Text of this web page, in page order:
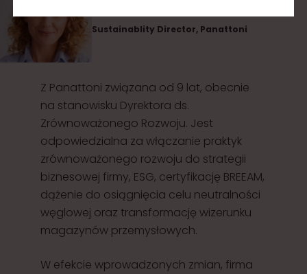
Sustainablity Director, Panattoni
Z Panattoni związana od 9 lat, obecnie
na stanowisku Dyrektora ds.
Zrównoważonego Rozwoju. Jest
odpowiedzialna za włączanie praktyk
zrównoważonego rozwoju do strategii
biznesowej firmy, ESG, certyfikację BREEAM,
dążenie do osiągnięcia celu neutralności
węglowej oraz transformację wizerunku
magazynów przemysłowych.
W efekcie wprowadzonych zmian, firma